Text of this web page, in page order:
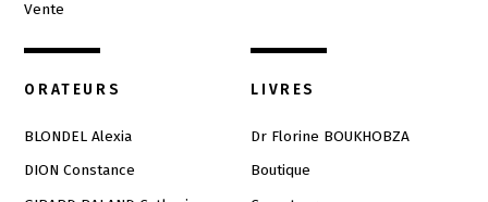
Vente
ORATEURS
BLONDEL Alexia
DION Constance
LIVRES
Dr Florine BOUKHOBZA
Boutique